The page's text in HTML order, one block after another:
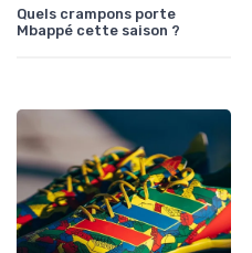
Quels crampons porte
Mbappé cette saison ?